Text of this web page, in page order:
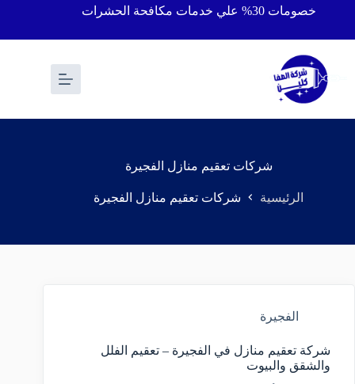
خصومات 30% علي خدمات مكافحة الحشرات
شركات تعقيم منازل الفجيرة
الرئيسية شركات تعقيم منازل الفجيرة
الفجيرة
شركة تعقيم منازل في الفجيرة – تعقيم الفلل
والشقق والبيوت